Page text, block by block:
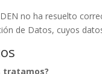
no ha resuelto
de Datos, cuyos
tratamos?